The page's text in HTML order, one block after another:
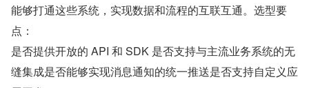
能够打通这些系统，实现数据和流程的互联互通。选型要
点：
是否提供开放的 API 和 SDK 是否支持与主流业务系统的无
缝集成是否能够实现消息通知的统一推送是否支持自定义应